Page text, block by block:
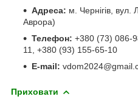
Адреса: м. Чернігів,
Аврора)
Телефон: +380 (73) 086-
11, +380 (93) 155-65-10
E-mail:
Приховати